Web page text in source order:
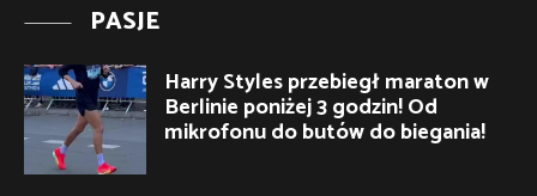
PASJE
Harry Styles przebiegł maraton w
Berlinie poniżej 3 godzin! Od
mikrofonu do butów do biegania!